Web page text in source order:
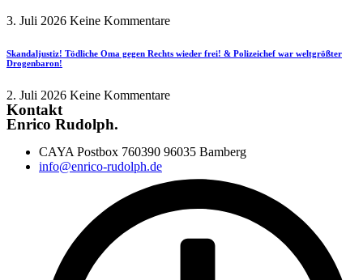
3. Juli 2026 Keine Kommentare
Skandaljustiz! Tödliche Oma gegen Rechts wieder frei! & Polizeichef war weltgrößter
Drogenbaron!
2. Juli 2026 Keine Kommentare
Kontakt
Enrico Rudolph.
CAYA Postbox 760390 96035 Bamberg
info@enrico-rudolph.de